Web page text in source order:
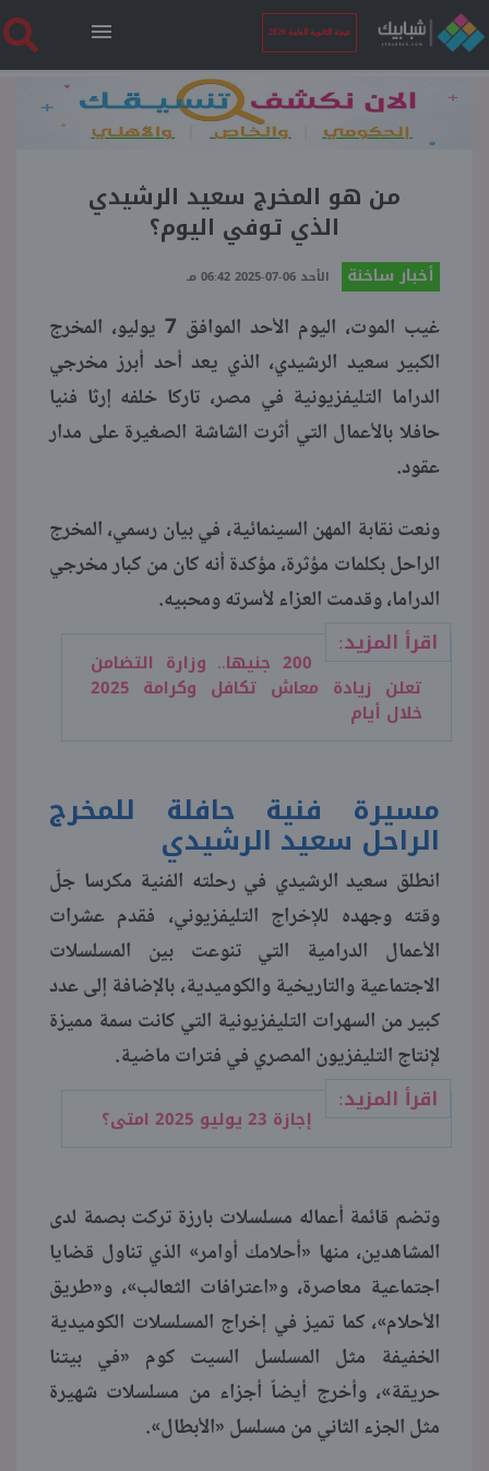
نتيجة الثانوية العامة 2026
الرئيسية
نتيجة الثانوية العامة 2026
فنجان قهوة
بوابة الطلبة
منوعات
من هو المخرج سعيد الرشيدي
الذي توفي اليوم؟
أخبار ساخنة الأحد 06-07-2025 06:42 مـ
غيب الموت، اليوم الأحد الموافق 7 يوليو، المخرج
الكبير سعيد الرشيدي، الذي يعد أحد أبرز مخرجي
الدراما التليفزيونية في مصر، تاركا خلفه إرثا فنيا
حافلا بالأعمال التي أثرت الشاشة الصغيرة على مدار
عقود.
ونعت نقابة المهن السينمائية، في بيان رسمي، المخرج
الراحل بكلمات مؤثرة، مؤكدة أنه كان من كبار مخرجي
الدراما، وقدمت العزاء لأسرته ومحبيه.
اقرأ المزيد:
200 جنيها.. وزارة التضامن
تعلن زيادة معاش تكافل وكرامة 2025
خلال أيام
مسيرة فنية حافلة للمخرج
الراحل سعيد الرشيدي
انطلق سعيد الرشيدي في رحلته الفنية مكرسا جلّ
وقته وجهده للإخراج التليفزيوني، فقدم عشرات
الأعمال الدرامية التي تنوعت بين المسلسلات
الاجتماعية والتاريخية والكوميدية، بالإضافة إلى عدد
كبير من السهرات التليفزيونية التي كانت سمة مميزة
لإنتاج التليفزيون المصري في فترات ماضية.
اقرأ المزيد:
إجازة 23 يوليو 2025 امتى؟
وتضم قائمة أعماله مسلسلات بارزة تركت بصمة لدى
المشاهدين، منها «أحلامك أوامر» الذي تناول قضايا
اجتماعية معاصرة، و«اعترافات الثعالب»، و«طريق
الأحلام»، كما تميز في إخراج المسلسلات الكوميدية
الخفيفة مثل المسلسل السيت كوم «في بيتنا
حريقة»، وأخرج أيضاً أجزاء من مسلسلات شهيرة
مثل الجزء الثاني من مسلسل «الأبطال».